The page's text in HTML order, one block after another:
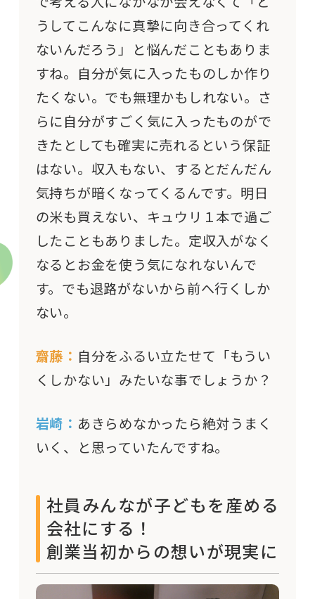
うしてこんなに真摯に向き合ってくれ
ないんだろう」と悩んだこともありま
すね。自分が気に入ったものしか作り
たくない。でも無理かもしれない。さ
らに自分がすごく気に入ったものがで
きたとしても確実に売れるという保証
はない。収入もない、するとだんだん
気持ちが暗くなってくるんです。明日
の米も買えない、キュウリ１本で過ご
したこともありました。定収入がなく
なるとお金を使う気になれないんで
す。でも退路がないから前へ行くしか
ない。
齋藤： 自分をふるい立たせて「もうい
くしかない」みたいな事でしょうか？
岩崎： あきらめなかったら絶対うまく
いく、と思っていたんですね。
社員みんなが子どもを産める
会社にする！
創業当初からの想いが現実に